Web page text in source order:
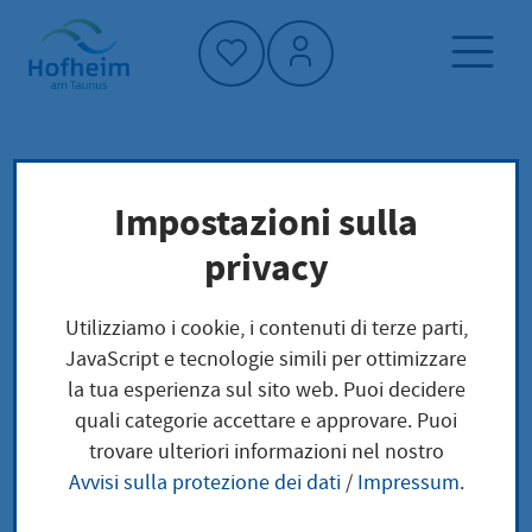
Home"
Pagina iniziale
Notizie e offerte
Aktuelles aus Hofheim
Neujahrsempfang 2025 mit Justizminister
Neujahrsempfang
2025 mit
Justizminister
Impostazioni sulla
privacy
Utilizziamo i cookie, i contenuti di terze parti,
JavaScript e tecnologie simili per ottimizzare
la tua esperienza sul sito web. Puoi decidere
quali categorie accettare e approvare. Puoi
trovare ulteriori informazioni nel nostro
Avvisi sulla protezione dei dati/ Impressum.